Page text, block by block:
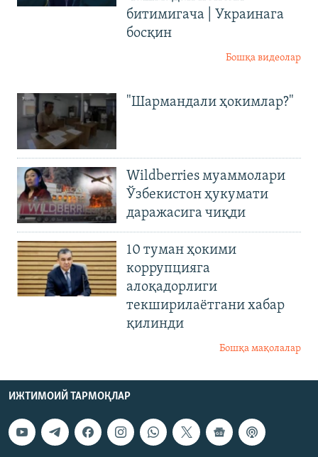
битимигача | Украинага
босқин
Бошқа видеолар
"Шармандали ҳокимлар?"
Wildberries муаммолари
Ўзбекистон ҳукумати
даражасига чиқди
10 туман ҳокими
коррупцияга
алоқадорлиги
текширилаётгани хабар
қилинди
Бошқа мақолалар
ИЖТИМОИЙ ТАРМОҚЛАР